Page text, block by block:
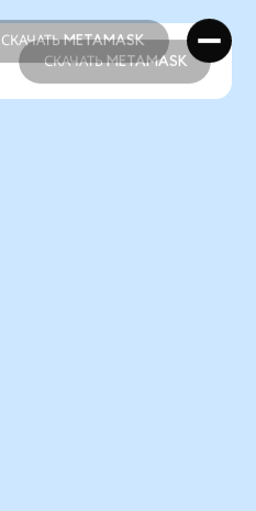
СКАЧАТЬ METAMASK
СКАЧАТЬ METAMASK
СКАЧАТЬ METAMASK